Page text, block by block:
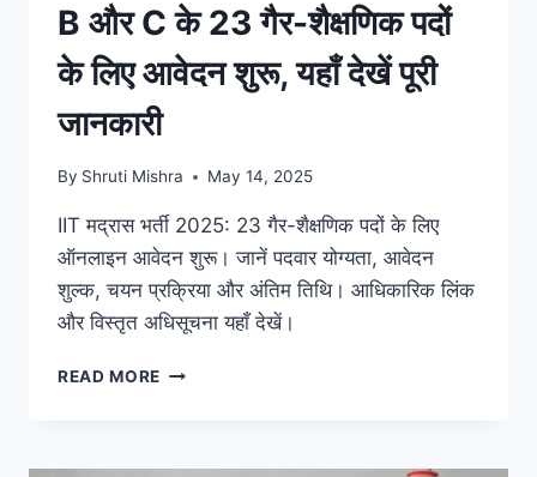
B और C के 23 गैर-शैक्षणिक पदों
के लिए आवेदन शुरू, यहाँ देखें पूरी
जानकारी
By Shruti Mishra May 14, 2025
IIT मद्रास भर्ती 2025: 23 गैर-शैक्षणिक पदों के लिए
ऑनलाइन आवेदन शुरू। जानें पदवार योग्यता, आवेदन
शुल्क, चयन प्रक्रिया और अंतिम तिथि। आधिकारिक लिंक
और विस्तृत अधिसूचना यहाँ देखें।
READ MORE